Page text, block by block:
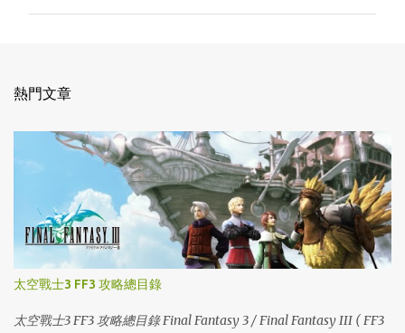
熱門文章
太空戰士3 FF3 攻略總目錄
太空戰士3 FF3 攻略總目錄 Final Fantasy 3 / Final Fantasy III ( FF3